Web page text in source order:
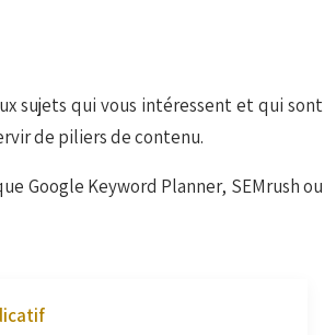
sujets qui vous intéressent et qui sont
de piliers de contenu.
Google Keyword Planner, SEMrush ou